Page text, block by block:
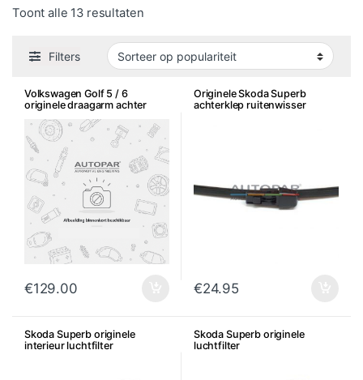
Toont alle 13 resultatenGesorteerd op populariteit
Filters
Volkswagen Golf 5 / 6
originele draagarm achter
€129.00
Originele Skoda Superb
achterklep ruitenwisser
€24.95
Skoda Superb originele
interieur luchtfilter
Skoda Superb originele
luchtfilter